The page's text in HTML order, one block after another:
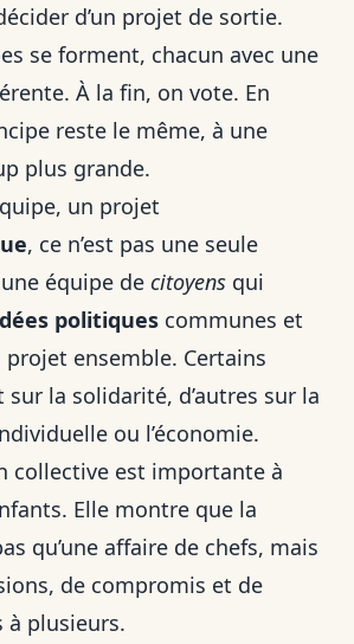
d’un projet de sortie.
se forment, chacun avec une
À la fin, on vote. En
reste le même, à une
plus grande.
un projet
, ce n’est pas une seule
équipe de citoyens qui
politiques communes et
ensemble. Certains
sur la solidarité, d’autres sur la
ou l’économie.
collective est importante à
Elle montre que la
qu’une affaire de chefs, mais
de compromis et de
à plusieurs.